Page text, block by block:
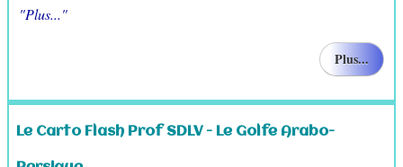
"Plus..."
Plus...
Le Carto Flash Prof SDLV - Le Golfe Arabo-